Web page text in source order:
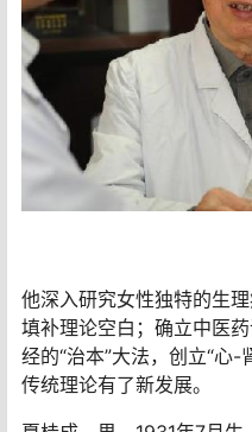
他深入研究女性独特的生理
填补理论空白；确立中医
经的“治本”大法，创立“心
传统理论有了新发展。